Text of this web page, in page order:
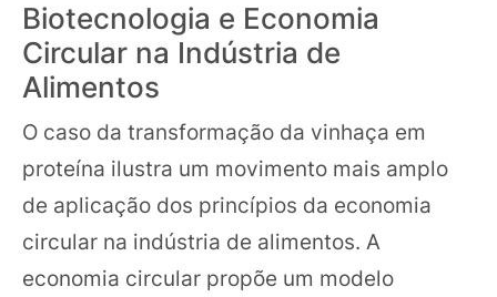
Biotecnologia e Economia
Circular na Indústria de
Alimentos
O caso da transformação da vinhaça em
proteína ilustra um movimento mais amplo
de aplicação dos princípios da economia
circular na indústria de alimentos. A
economia circular propõe um modelo